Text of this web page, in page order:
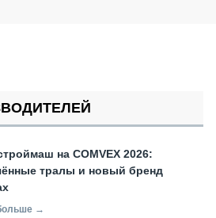
на COMVEX 2026:
тралы и новый бренд
→